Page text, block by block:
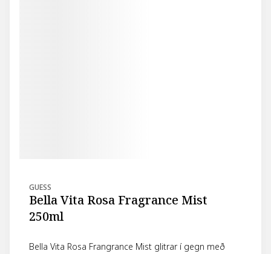
GUESS
Bella Vita Rosa Fragrance Mist
250ml
Bella Vita Rosa Frangrance Mist glitrar í gegn með